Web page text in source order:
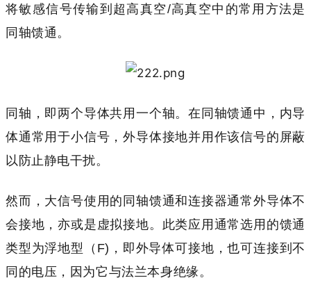
将敏感信号传输到超高真空/高真空中的常用方法是
同轴馈通。
同轴，即两个导体共用一个轴。在同轴馈通中，内导
体通常用于小信号，外导体接地并用作该信号的屏蔽
以防止静电干扰。
然而，大信号使用的同轴馈通和连接器通常外导体不
会接地，亦或是虚拟接地。此类应用通常选用的馈通
类型为浮地型（F)，即外导体可接地，也可连接到不
同的电压，因为它与法兰本身绝缘。